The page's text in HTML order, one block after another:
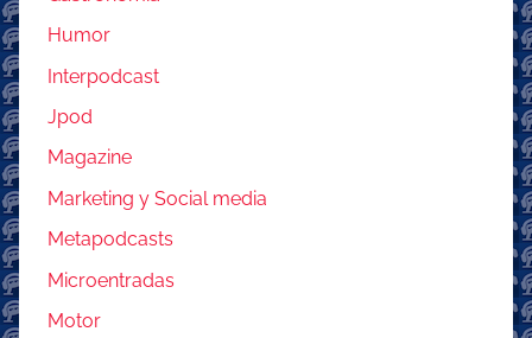
Humor
Interpodcast
Jpod
Magazine
Marketing y Social media
Metapodcasts
Microentradas
Motor